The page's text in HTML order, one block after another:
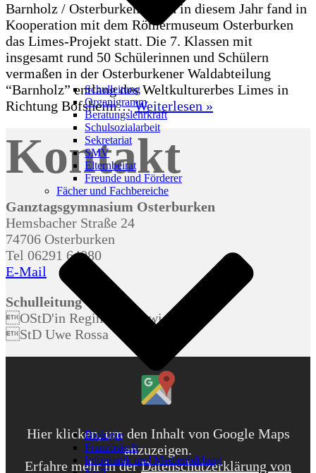
Schulleitung
Organigramm
Beratungslehrkraft
Schulsozialarbeit
Sekretariat
SMV
Elternbeirat
Freunde und Förderer
Fächer und Fachbereiche
Biologie
Französisch
Informatik und Medienbildung
Barnholz / Osterburken. Auch in diesem Jahr fand in
Kooperation mit dem Römermuseum Osterburken
das Limes-Projekt statt. Die 7. Klassen mit
insgesamt rund 50 Schülerinnen und Schülern
vermaßen in der Osterburkener Waldabteilung
“Barnholz” entlang des Weltkulturerbes Limes in
Richtung Bofsheim…Weiterlesen »
leisten
“Barnholz”
Kontakt
Ganztagsgymnasium Osterburken
Hemsbacher Straße 24
74706 Osterburken
Tel 06291 64080
E-Mail
Schulleitung
OStD'in Regina Krudewig-Bartel
StD Uwe Rossa
Hier klicken, um den Inhalt von Google Maps
anzuzeigen.
Erfahre mehr in derDatenschutzerklärung von